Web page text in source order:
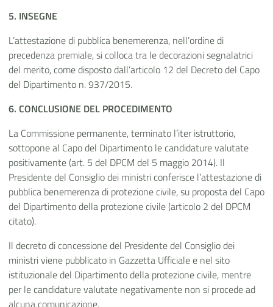
5. INSEGNE
L’attestazione di pubblica benemerenza, nell’ordine di
precedenza premiale, si colloca tra le decorazioni segnalatrici
del merito, come disposto dall’articolo 12 del Decreto del Capo
del Dipartimento n. 937/2015.
6. CONCLUSIONE DEL PROCEDIMENTO
La Commissione permanente, terminato l’iter istruttorio,
sottopone al Capo del Dipartimento le candidature valutate
positivamente (art. 5 del DPCM del 5 maggio 2014). Il
Presidente del Consiglio dei ministri conferisce l’attestazione di
pubblica benemerenza di protezione civile, su proposta del Capo
del Dipartimento della protezione civile (articolo 2 del DPCM
citato).
Il decreto di concessione del Presidente del Consiglio dei
ministri viene pubblicato in Gazzetta Ufficiale e nel sito
istituzionale del Dipartimento della protezione civile, mentre
per le candidature valutate negativamente non si procede ad
alcuna comunicazione.